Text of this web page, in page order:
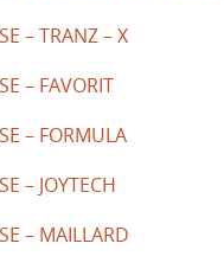
– TRANZ – X
– FAVORIT
– FORMULA
– JOYTECH
– MAILLARD